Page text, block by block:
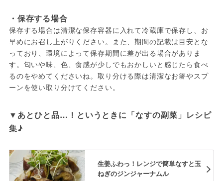
・保存する場合
保存する場合は清潔な保存容器に入れて冷蔵庫で保存し、お
早めにお召し上がりください。また、期間の記載は目安とな
っており、環境によって保存期間に差が出る場合がありま
す。匂いや味、色、食感が少しでもおかしいと感じたら食べ
るのをやめてくださいね。取り分ける際は清潔なお箸やスプ
ーンを使い取り分けてください。
▼あとひと品…！というときに「なすの副菜」レシピ
集♪
生姜ふわっ！レンジで簡単なすと玉
ねぎのジンジャーナムル